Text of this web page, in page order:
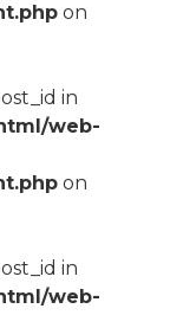
on
in
web-
on
in
web-